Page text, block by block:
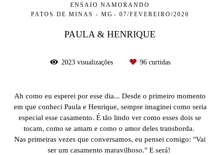
ENSAIO NAMORANDO
PATOS DE MINAS - MG
07/FEVEREIRO/2020
PAULA & HENRIQUE
2023visualizações 96curtidas
Ah como eu esperei por esse dia... Desde o primeiro momento
em que conheci Paula e Henrique, sempre imaginei como seria
especial esse casamento. É tão lindo ver como esses dois se
tocam, como se amam e como o amor deles transborda.
Nas primeiras vezes que conversamos, eu pensei comigo: "Vai
ser um casamento maravilhoso." E será!